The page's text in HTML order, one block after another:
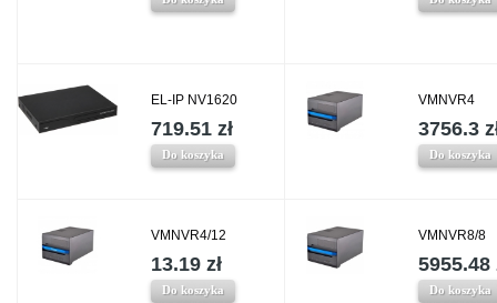
EL-IP NV1620
719.51 zł
Do koszyka
VMNVR4
3756.3
Do koszyka
VMNVR4/12
13.19 zł
Do koszyka
VMNVR8/8
5955.48
Do koszyka